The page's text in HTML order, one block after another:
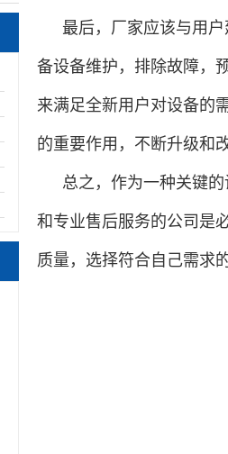
最后，厂家应该与用
备设备维护，排除故障，
来满足全新用户对设备的
的重要作用，不断升级和
总之，作为一种关键
和专业售后服务的公司是
质量，选择符合自己需求